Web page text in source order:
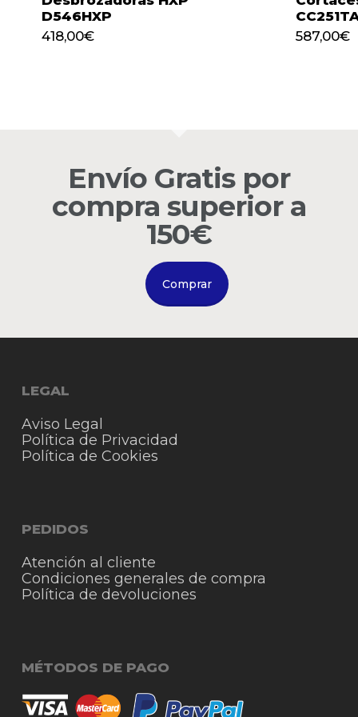
D546HXP
418,00€
418,00€
587,00€
587,00€
Envío Gratis por
compra superior a
150€
Comprar
LEGAL
Aviso Legal
Política de Privacidad
Política de Cookies
PEDIDOS
Atención al cliente
Condiciones generales de compra
Política de devoluciones
MÉTODOS DE PAGO